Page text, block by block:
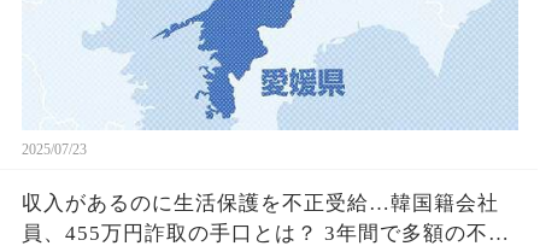
2025/07/23
収入があるのに生活保護を不正受給…韓国籍会社
員、455万円詐取の手口とは？ 3年間で多額の不正